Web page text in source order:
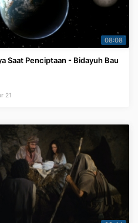
08:08
Saat Penciptaan - Bidayuh Bau
21